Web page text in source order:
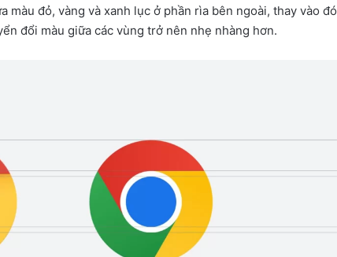
màu đỏ, vàng và xanh lục ở phần rìa bên ngoài, thay vào đó
đổi màu giữa các vùng trở nên nhẹ nhàng hơn.